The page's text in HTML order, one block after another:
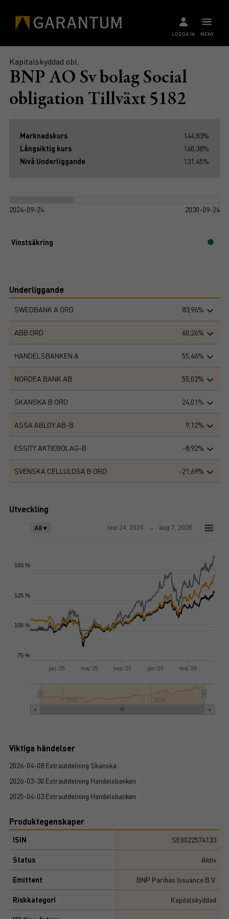
MENY
LOGGA IN
Kapitalskyddad obl.
BNP AO Sv bolag Social
obligation Tillväxt 5182
Marknadskurs
144,83%
Långsiktig kurs
160,38%
Nivå Underliggande
131,45%
2024-09-24 2030-09-24
Vinstsäkring
Underliggande
SWEDBANK A ORD 83,96%
ABB ORD 60,26%
HANDELSBANKEN A 55,46%
NORDEA BANK AB 55,02%
SKANSKA B ORD 24,01%
ASSA ABLOY AB-B 9,12%
ESSITY AKTIEBOLAG-B -8,92%
SVENSKA CELLULOSA B ORD -21,69%
Utveckling
jan '25 maj '25 sep '25 jan '26 maj '26
2025 2026
All ▾ sep 24, 2024 → aug 7, 2026
75 %
100 %
125 %
150 %
Viktiga händelser
2026-04-08 Extrautdelning Skanska
2026-03-30 Extrautdelning Handelsbanken
2025-04-03 Extrautdelning Handelsbanken
Produktegenskaper
ISIN SE0022574133
Status Aktiv
Emittent BNP Paribas Issuance B.V.
Riskkategori Kapitalskyddad